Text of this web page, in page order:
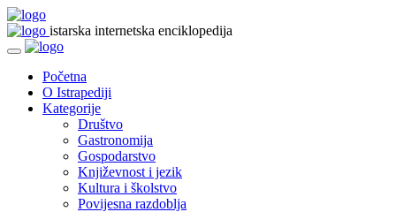
istarska internetska enciklopedija
Početna
O Istrapediji
Kategorije
Društvo
Gastronomija
Gospodarstvo
Književnost i jezik
Kultura i školstvo
Povijesna razdoblja